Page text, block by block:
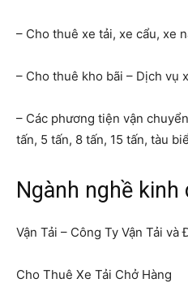
– Cho thuê xe tải, xe cẩu, xe
– Cho thuê kho bãi – Dịch vụ
– Các phương tiện vận
tấn, 5 tấn, 8 tấn, 15 tấn, tàu
Ngành nghề kinh
Vận Tải – Công Ty Vận Tải và
Cho Thuê Xe Tải Chở Hàng